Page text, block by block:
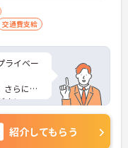
交通費支給
ライベー
さらに詳
さい。
紹介してもらう